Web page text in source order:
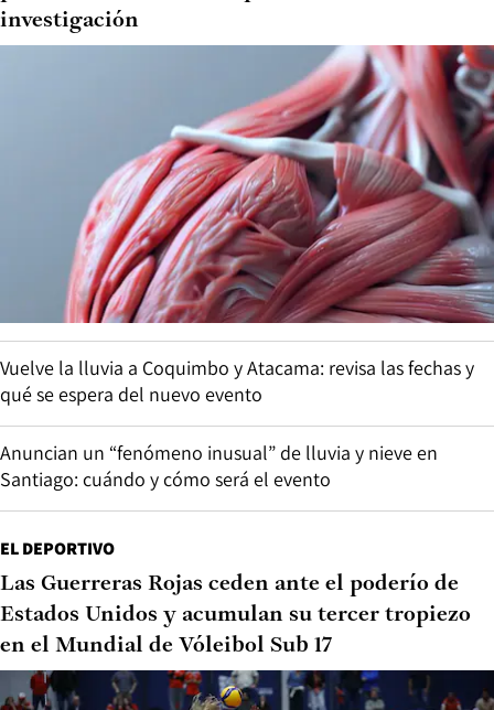
investigación
Vuelve la lluvia a Coquimbo y Atacama: revisa las fechas y
qué se espera del nuevo evento
Anuncian un “fenómeno inusual” de lluvia y nieve en
Santiago: cuándo y cómo será el evento
EL DEPORTIVO
Las Guerreras Rojas ceden ante el poderío de
Estados Unidos y acumulan su tercer tropiezo
en el Mundial de Vóleibol Sub 17